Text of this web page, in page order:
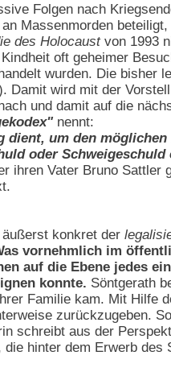
Folgen nach
Massenmorden
des Holocaustvon 1993
oft geheimer
wurden. Die bisher
wird mit der
und damit auf die
nennt:
um den
oder
ihren Vater Bruno
konkret der
vornehmlich im
auf die Ebene jedes
konnte. Söntgerath
Familie kam. Mit Hilfe
zurückzugeben.
schreibt aus der
hinter dem Erwerb